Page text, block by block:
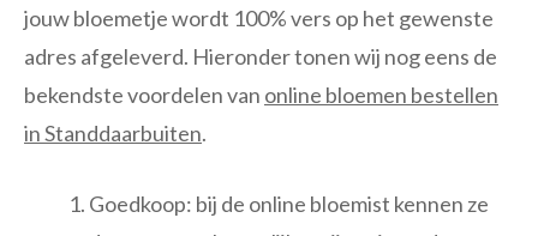
jouw bloemetje wordt 100% vers op het gewenste
adres afgeleverd. Hieronder tonen wij nog eens de
bekendste voordelen van online bloemen bestellen
in Standdaarbuiten.
Goedkoop: bij de online bloemist kennen ze